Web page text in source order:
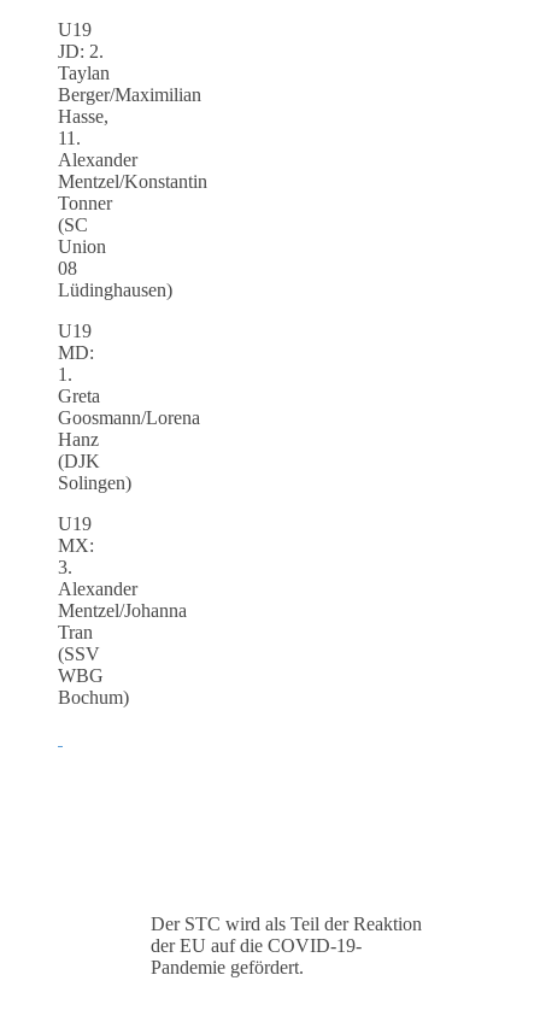
U19
JD: 2.
Taylan
Berger/Maximilian
Hasse,
11.
Alexander
Mentzel/Konstantin
Tonner
(SC
Union
08
Lüdinghausen)
U19
MD:
1.
Greta
Goosmann/Lorena
Hanz
(DJK
Solingen)
U19
MX:
3.
Alexander
Mentzel/Johanna
Tran
(SSV
WBG
Bochum)
Der STC wird als Teil der Reaktion
der EU auf die COVID-19-
Pandemie gefördert.